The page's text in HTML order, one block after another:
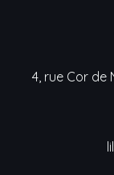
4, rue Cor de